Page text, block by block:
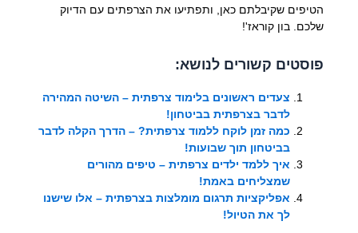
הטיפים שקיבלתם כאן, ותפתיעו את הצרפתים עם הדיוק
שלכם. בון קוראז'!
פוסטים קשורים לנושא:
צעדים ראשונים בלימוד צרפתית – השיטה המהירה
לדבר בצרפתית בביטחון!
כמה זמן לוקח ללמוד צרפתית? – הדרך הקלה לדבר
בביטחון תוך שבועות!
איך ללמד ילדים צרפתית – טיפים מהורים
שמצליחים באמת!
אפליקציות תרגום מומלצות בצרפתית – אלו שישנו
לך את הטיול!